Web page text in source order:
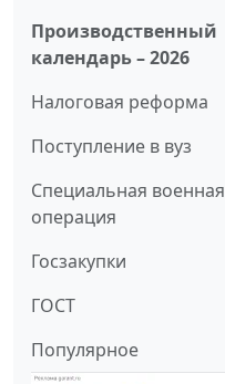
Производственный
календарь – 2026
Налоговая реформа
Поступление в вуз
Специальная военная
операция
Госзакупки
ГОСТ
Популярное